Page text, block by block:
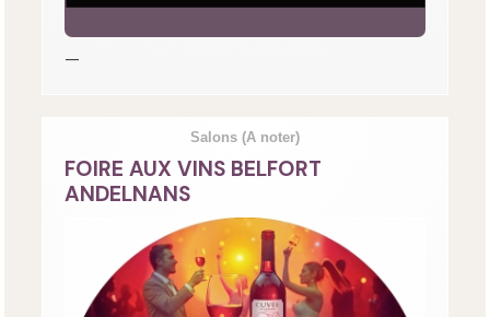
—
Salons (A noter)
FOIRE AUX VINS BELFORT
ANDELNANS